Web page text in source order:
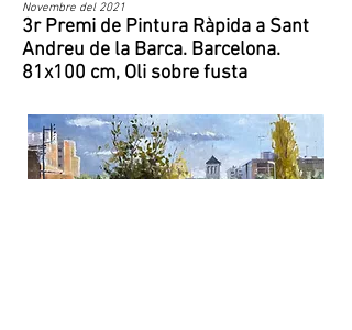
Novembre del 2021
3r Premi de Pintura Ràpida a Sant
Andreu de la Barca. Barcelona.
81x100 cm, Oli sobre fusta